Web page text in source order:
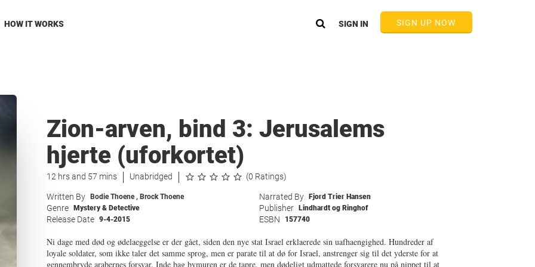
HOW IT WORKS SIGN UP NOW
SIGN IN
Zion-arven, bind 3: Jerusalems
hjerte (uforkortet)
12 hrs and 57 mins Unabridged (0 Ratings)
Written By Bodie Thoene, Brock Thoene Narrated By Fjord Trier Hansen
Genre Mystery & Detective Publisher Lindhardt og Ringhof
Release Date 9-4-2015 ESBN 157740
Ni dage med død og ødelaeggelse er der gået, siden den nye stat Israel erklaerede sin uafhaengighed. Hundreder af
loyale soldater, som ikke taler det samme sprog, men er parate til at dø for Israel, anstrenger sig til det yderste for at
gennembryde arabernes forsvar. Inde bag bymuren er de tapre, men dødeligt udmattede forsvarere nu på nippet til at